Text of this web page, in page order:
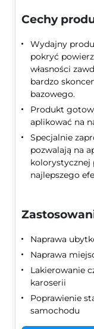
Cechy
Wydajny
pokryć
własności
bardzo
bazowego.
Produkt
aplikować na
Specjalnie
pozwalają na
kolorystycznej
najlepszego
Naprawa
Naprawa
Lakierowanie
karoserii
Poprawienie
samochodu